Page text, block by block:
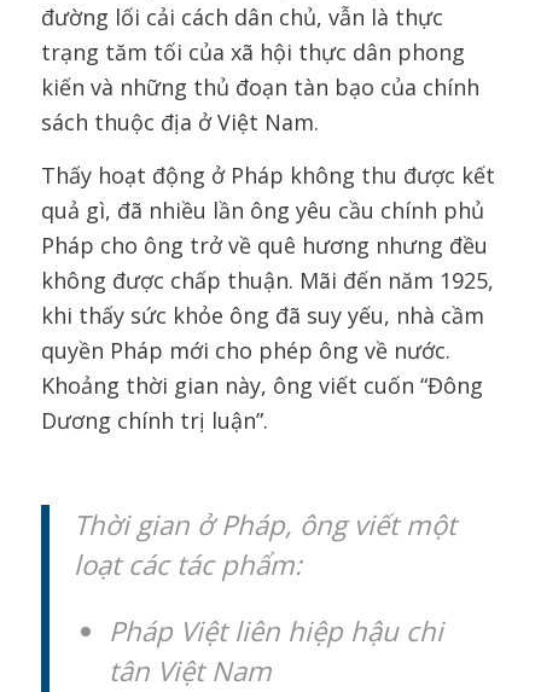
đường lối cải cách dân chủ, vẫn là thực
trạng tăm tối của xã hội thực dân phong
kiến và những thủ đoạn tàn bạo của chính
sách thuộc địa ở Việt Nam.
Thấy hoạt động ở Pháp không thu được kết
quả gì, đã nhiều lần ông yêu cầu chính phủ
Pháp cho ông trở về quê hương nhưng đều
không được chấp thuận. Mãi đến năm 1925,
khi thấy sức khỏe ông đã suy yếu, nhà cầm
quyền Pháp mới cho phép ông về nước.
Khoảng thời gian này, ông viết cuốn “Đông
Dương chính trị luận”.
Thời gian ở Pháp, ông viết một
loạt các tác phẩm:
Pháp Việt liên hiệp hậu chi
tân Việt Nam